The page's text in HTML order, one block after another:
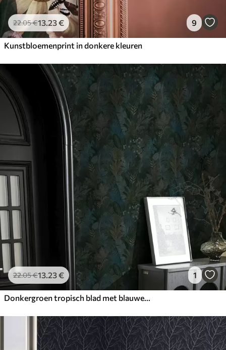
22.05€13.23€ 9
Kunstbloemenprint in donkere kleuren
22.05€13.23€ 1
Donkergroen tropisch blad met blauwe accenten